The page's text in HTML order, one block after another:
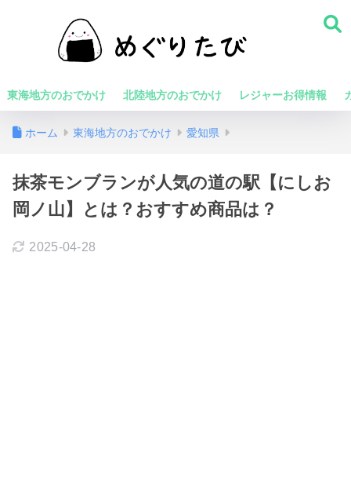
東海地方のおでかけ 北陸地方のおでかけ レジャーお得情報
ホーム 東海地方のおでかけ 愛知県
抹茶モンブランが人気の道の駅【にしお
岡ノ山】とは？おすすめ商品は？
2025-04-28